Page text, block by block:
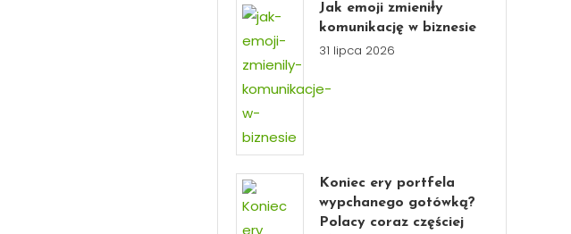
Jak emoji zmieniły
komunikację w biznesie
31 lipca 2026
Koniec ery portfela
wypchanego gotówką?
Polacy coraz częściej